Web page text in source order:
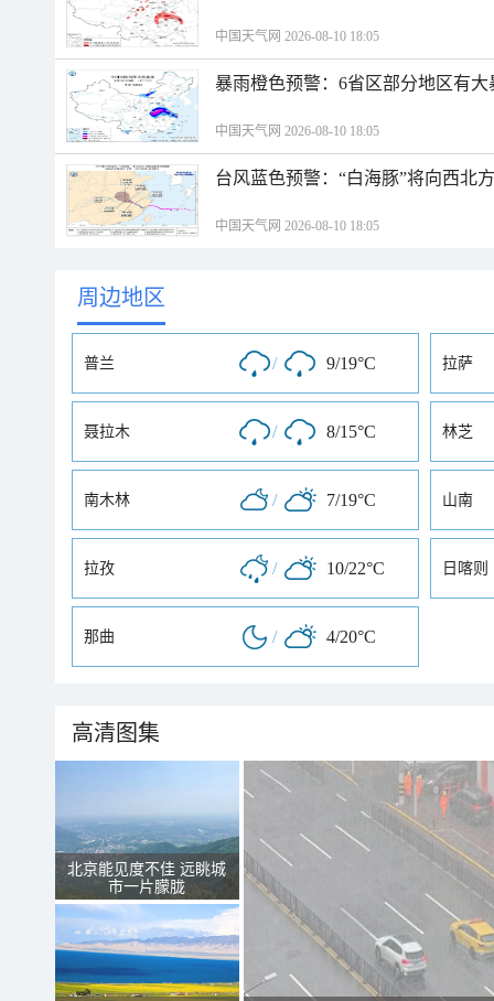
中国天气网 2026-08-10 18:05
暴雨橙色预警：6省区部分地区有
中国天气网 2026-08-10 18:05
台风蓝色预警：“白海豚”将向西北
中国天气网 2026-08-10 18:05
周边地区
普兰 / 9/19°C 拉萨
聂拉木 / 8/15°C 林芝
南木林 / 7/19°C 山南
拉孜 / 10/22°C 日喀则
那曲 / 4/20°C
高清图集
北京能见度不佳 远眺城
市一片朦胧